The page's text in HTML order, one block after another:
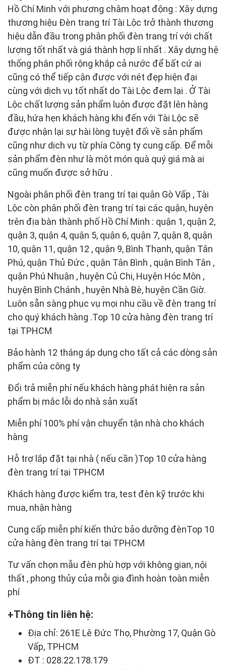
Hồ Chí Minh với phương châm hoạt động : Xây dựng
thương hiệu Đèn trang trí Tài Lộc trở thành thương
hiệu dẫn đầu trong phân phối đèn trang trí với chất
lượng tốt nhất và giá thành hợp lí nhất . Xây dựng hệ
thống phân phối rộng khắp cả nước để bất cứ ai
cũng có thể tiếp cận được với nét đẹp hiện đại
cùng với dịch vụ tốt nhất do Tài Lộc đem lại . Ở Tài
Lộc chất lượng sản phẩm luôn được đặt lên hàng
đầu, hứa hẹn khách hàng khi đến với Tài Lộc sẽ
được nhận lại sự hài lòng tuyệt đối về sản phẩm
cũng như dịch vụ từ phía Công ty cung cấp. Để mỗi
sản phẩm đèn như là một món quà quý giá mà ai
cũng muốn được sở hữu .
Ngoài phân phối đèn trang trí tại quận Gò Vấp , Tài
Lộc còn phân phối đèn trang trí tại các quận, huyện
trên địa bàn thành phố Hồ Chí Minh : quận 1, quận 2,
quận 3, quận 4, quận 5, quận 6, quận 7, quận 8, quận
10, quận 11, quận 12 , quận 9, Bình Thạnh, quận Tân
Phú, quận Thủ Đức , quận Tân Bình , quận Bình Tân ,
quận Phú Nhuận , huyện Củ Chi, Huyện Hóc Môn ,
huyện Bình Chánh , huyện Nhà Bè, huyện Cần Giờ.
Luôn sẵn sàng phục vụ mọi nhu cầu về đèn trang trí
cho quý khách hàng .Top 10 cửa hàng đèn trang trí
tại TPHCM
Bảo hành 12 tháng áp dụng cho tất cả các dòng sản
phẩm của công ty
Đổi trả miễn phí nếu khách hàng phát hiện ra sản
phẩm bị mắc lỗi do nhà sản xuất
Miễn phí 100% phí vận chuyển tận nhà cho khách
hàng
Hỗ trợ lắp đặt tại nhà ( nếu cần )Top 10 cửa hàng
đèn trang trí tại TPHCM
Khách hàng được kiểm tra, test đèn kỹ trước khi
mua, nhận hàng
Cung cấp miễn phí kiến thức bảo dưỡng đènTop 10
cửa hàng đèn trang trí tại TPHCM
Tư vấn chọn mẫu đèn phù hợp với không gian, nội
thất , phong thủy của mỗi gia đình hoàn toàn miễn
phí
Thông tin liên hệ:
Địa chỉ: 261E Lê Đức Thọ, Phường 17, Quận Gò
Vấp, TPHCM
ĐT : 028.22.178.179